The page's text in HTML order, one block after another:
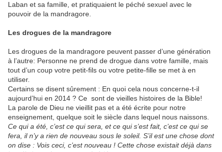
Laban et sa famille, et pratiquaient le péché sexuel avec le
pouvoir de la mandragore.
Les drogues de la mandragore
Les drogues de la mandragore peuvent passer d’une génération
à l’autre: Personne ne prend de drogue dans votre famille, mais
tout d’un coup votre petit-fils ou votre petite-fille se met à en
utiliser.
Certains se disent sûrement : En quoi cela nous concerne-t-il
aujourd’hui en 2014 ? Ce sont de vieilles histoires de la Bible!
La parole de Dieu ne vieillit pas et a été écrite pour notre
enseignement, quelque soit le siècle dans lequel nous naissons.
Ce qui a été, c’est ce qui sera, et ce qui s’est fait, c’est ce qui se
fera, il n’y a rien de nouveau sous le soleil. S’il est une chose dont
on dise : Vois ceci, c’est nouveau ! Cette chose existait déjà dans